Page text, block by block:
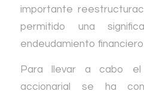
importante
permitido una
endeudamiento
Para llevar a cabo el
accionarial se ha